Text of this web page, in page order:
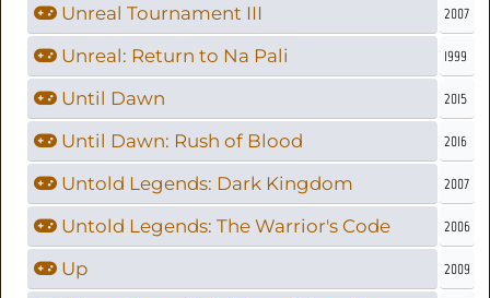
Unreal Tournament III 2007
Unreal: Return to Na Pali 1999
Until Dawn 2015
Until Dawn: Rush of Blood 2016
Untold Legends: Dark Kingdom 2007
Untold Legends: The Warrior's Code 2006
Up 2009